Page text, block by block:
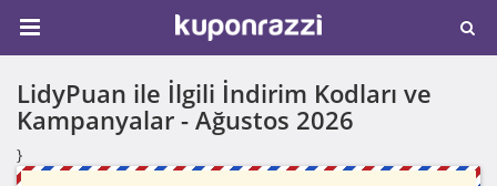
LidyPuan ile İlgili İndirim Kodları ve
Kampanyalar -Ağustos 2026
}